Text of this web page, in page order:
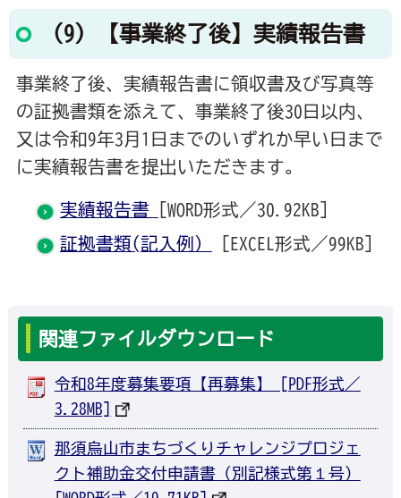
（9）【事業終了後】実績報告書
事業終了後、実績報告書に領収書及び写真等
の証拠書類を添えて、事業終了後30日以内、
又は令和9年3月1日までのいずれか早い日まで
に実績報告書を提出いただきます。
実績報告書
[WORD形式／30.92KB]
証拠書類(記入例）
[EXCEL形式／99KB]
関連ファイルダウンロード
令和8年度募集要項【再募集】 [PDF形式／
3.28MB]
那須烏山市まちづくりチャレンジプロジェ
クト補助金交付申請書（別記様式第１号）